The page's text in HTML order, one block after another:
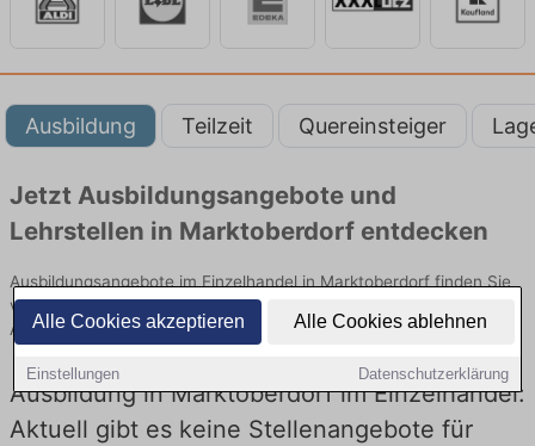
Alle Cookies akzeptieren Alle Cookies ablehnen
Einstellungen Datenschutzerklärung
Ausbildung Teilzeit Quereinsteiger
Jetzt Ausbildungsangebote und
Lehrstellen in Marktoberdorf entdecken
Ausbildungsangebote im Einzelhandel in Marktoberdorf finden Sie
von namhaften Firmen. Entdecken Sie freie Optionen von Top-
Arbeitgebern und bewerben Sie sich noch heute.
Ausbildung in Marktoberdorf im Einzelhandel:
Aktuell gibt es keine Stellenangebote für